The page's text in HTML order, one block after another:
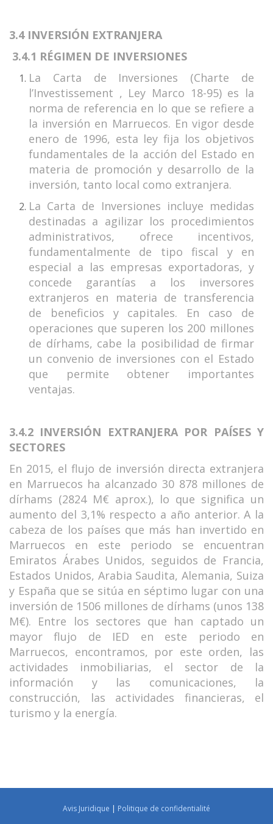
3.4 INVERSIÓN EXTRANJERA
3.4.1 RÉGIMEN DE INVERSIONES
La Carta de Inversiones (Charte de
l’Investissement , Ley Marco 18-95) es la
norma de referencia en lo que se refiere a
la inversión en Marruecos. En vigor desde
enero de 1996, esta ley fija los objetivos
fundamentales de la acción del Estado en
materia de promoción y desarrollo de la
inversión, tanto local como extranjera.
La Carta de Inversiones incluye medidas
destinadas a agilizar los procedimientos
administrativos, ofrece incentivos,
fundamentalmente de tipo fiscal y en
especial a las empresas exportadoras, y
concede garantías a los inversores
extranjeros en materia de transferencia
de beneficios y capitales. En caso de
operaciones que superen los 200 millones
de dírhams, cabe la posibilidad de firmar
un convenio de inversiones con el Estado
que permite obtener importantes
ventajas.
3.4.2 INVERSIÓN EXTRANJERA POR PAÍSES Y
SECTORES
En 2015, el flujo de inversión directa extranjera
en Marruecos ha alcanzado 30 878 millones de
dírhams (2824 M€ aprox.), lo que significa un
aumento del 3,1% respecto a año anterior. A la
cabeza de los países que más han invertido en
Marruecos en este periodo se encuentran
Emiratos Árabes Unidos, seguidos de Francia,
Estados Unidos, Arabia Saudita, Alemania, Suiza
y España que se sitúa en séptimo lugar con una
inversión de 1506 millones de dírhams (unos 138
M€). Entre los sectores que han captado un
mayor flujo de IED en este periodo en
Marruecos, encontramos, por este orden, las
actividades inmobiliarias, el sector de la
información y las comunicaciones, la
construcción, las actividades financieras, el
turismo y la energía.
Avis Juridique | Politique de confidentialité